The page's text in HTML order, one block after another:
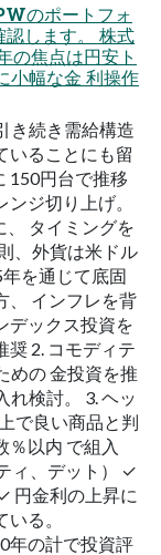
のポートフォ
認します。 株式
の焦点は円安ト
小幅な金 利操作
き続き需給構造
いることにも留
150円台で推移
ジ切り上げ。
タイミングを
、外貨は米ドル
を通じて底固
、 インフレを背
デックス投資を
奨 2. コモディテ
めの 金投資を推
れ検討。 3. ヘッ
で良い商品と判
％以内 で組入
ィ、デット） ✓
円金利の上昇に
る。
年の計で投資評